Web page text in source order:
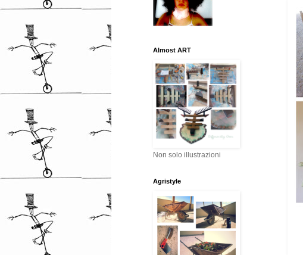
Almost ART
Non solo illustrazioni
Agristyle